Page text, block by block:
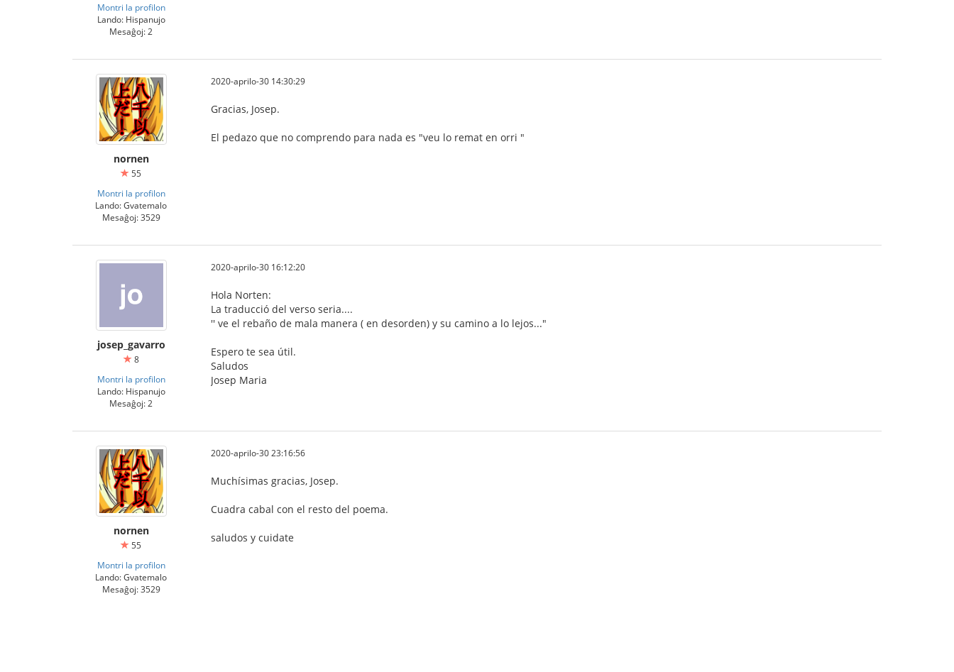
Montri la profilon
Lando: Hispanujo
Mesaĝoj: 2
nornen
55
Montri la profilon
Lando: Gvatemalo
Mesaĝoj: 3529
2020-aprilo-30 14:30:29
Gracias, Josep.
El pedazo que no comprendo para nada es "veu lo remat en orri "
josep_gavarro
8
Montri la profilon
Lando: Hispanujo
Mesaĝoj: 2
2020-aprilo-30 16:12:20
Hola Norten:
La traducció del verso seria....
'' ve el rebaño de mala manera ( en desorden) y su camino a lo lejos..."
Espero te sea útil.
Saludos
Josep Maria
nornen
55
Montri la profilon
Lando: Gvatemalo
Mesaĝoj: 3529
2020-aprilo-30 23:16:56
Muchísimas gracias, Josep.
Cuadra cabal con el resto del poema.
saludos y cuidate